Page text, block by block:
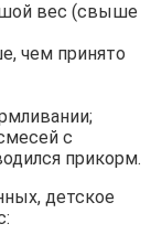
вес (свыше
чем принято
с
прикорм.
детское